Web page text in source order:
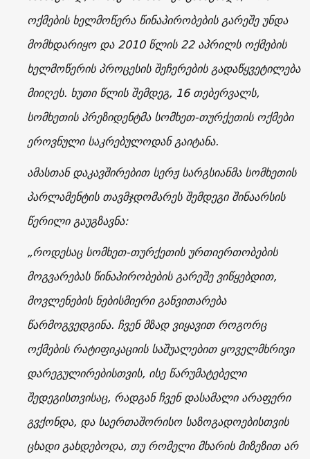
ოქმების ხელმოწერა წინაპირობების გარეშე უნდა
მომხდარიყო და 2010 წლის 22 აპრილს ოქმების
ხელმოწერის პროცესის შეჩერების გადაწყვეტილება
მიიღეს. ხუთი წლის შემდეგ, 16 თებერვალს,
სომხეთის პრეზიდენტმა სომხეთ-თურქეთის ოქმები
ეროვნული საკრებულოდან გაიტანა.
ამასთან დაკავშირებით სერჟ სარგსიანმა სომხეთის
პარლამენტის თავმჯდომარეს შემდეგი შინაარსის
წერილი გაუგზავნა:
„როდესაც სომხეთ-თურქეთის ურთიერთობების
მოგვარებას წინაპირობების გარეშე ვიწყებდით,
მოვლენების ნებისმიერი განვითარება
წარმოგვედგინა. ჩვენ მზად ვიყავით როგორც
ოქმების რატიფიკაციის საშუალებით ყოველმხრივი
დარეგულირებისთვის, ისე წარუმატებელი
შედეგისთვისაც, რადგან ჩვენ დასამალი არაფერი
გვქონდა, და საერთაშორისო საზოგადოებისთვის
ცხადი გახდებოდა, თუ რომელი მხარის მიზეზით არ